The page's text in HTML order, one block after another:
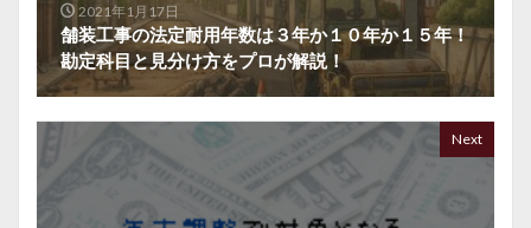
2021年1月17日
舗装工事の法定耐用年数は３年か１０年か１５年！
勘定科目と見分け方をプロが解説！
Next